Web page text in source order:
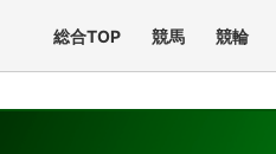
総合TOP 競馬 競輪